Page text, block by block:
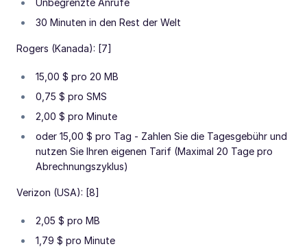
Unbegrenzte Anrufe
30 Minuten in den Rest der Welt
Rogers (Kanada): [7]
15,00 $ pro 20 MB
0,75 $ pro SMS
2,00 $ pro Minute
oder 15,00 $ pro Tag - Zahlen Sie die Tagesgebühr und
nutzen Sie Ihren eigenen Tarif (Maximal 20 Tage pro
Abrechnungszyklus)
Verizon (USA): [8]
2,05 $ pro MB
1,79 $ pro Minute